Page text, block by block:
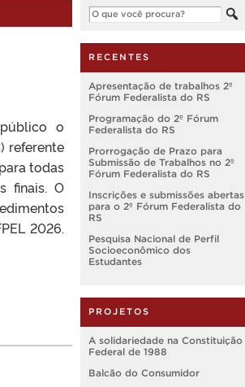
o
referente
todas
finais. O
2026.
RECENTES
Apresentação de trabalhos 2º
Fórum Federalista do RS
Programação do 2º Fórum
Federalista do RS
Prorrogação de Prazo para
Submissão de Trabalhos no 2º
Fórum Federalista do RS
Inscrições e submissões abertas
para o 2º Fórum Federalista do
RS
Pesquisa Nacional de Perfil
Socioeconômico dos
Estudantes
PROJETOS
A solidariedade na Constituição
Federal de 1988
Balcão do Consumidor